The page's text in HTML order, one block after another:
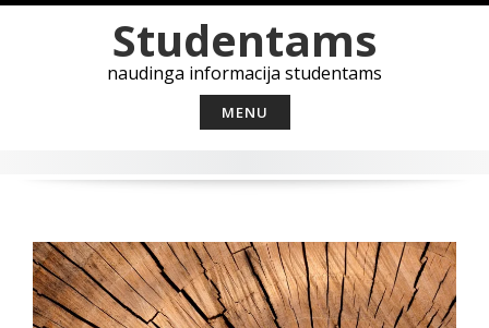
to
content
Studentams
naudinga informacija studentams
MENU